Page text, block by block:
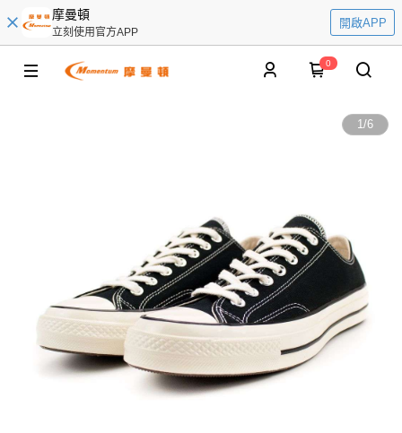
摩曼頓
立刻使用官方APP
開啟APP
0
1/6